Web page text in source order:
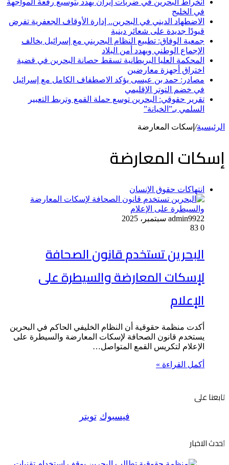
انخراط البحرين في ضربات إيران يهدد بتوسيع رقعة المواجهة
في الخليج
الاضطهاد الديني في البحرين.. إدارة الأوقاف الجعفرية تفرض
قيودًا جديدة على شعائر دينية
جمعية الوفاق: تطبيع النظام البحريني مع إسرائيل يخالف
الإجماع الوطني ويهدد أمن البلاد
المحكمة العليا البريطانية تسقط حصانة البحرين في قضية
اختراق أجهزة معارضين
مصادر: حمد بن عيسى يؤكد الاصطفاف الكامل مع إسرائيل
في خضم التوتر الإقليمي
تقرير حقوقي: البحرين توسع حملة القمع وتربط التعبير
السلمي بـ”الخيانة”
الرئيسية/ إسكات المعارضة
إسكات المعارضة
انتهاكات حقوق الإنسان
admin9922 سبتمبر، 2025
0
البحرين تستخدم قانون الصحافة
لإسكات المعارضة والسيطرة على
الإعلام
أكدت منظمة حقوقية أن النظام الخليفي الحاكم في البحرين
يستخدم قانون الصحافة لإسكات المعارضة والسيطرة على
الإعلام لتكريس القمع المتواصل…
أكمل القراءة »
تابعنا على
فيسبوك تويتر
احدث الاخبار